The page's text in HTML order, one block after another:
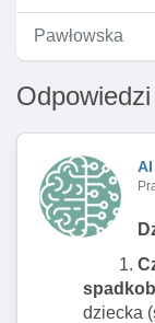
Pawłowska
dziecka